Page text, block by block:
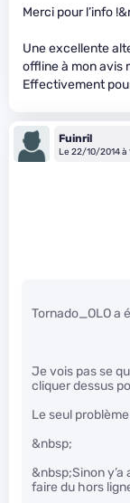
Merci pour l’info
Une excellente
offline à mon avis
Effectivement
Fuinril
Le 22/10/2014 à
Tornado_OLO a
Je vois pas se
cliquer dessus
Le seul
&nbsp;
&nbsp;Sinon y’a
faire du hors